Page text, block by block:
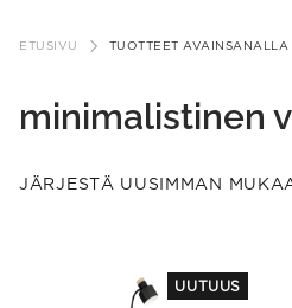
sisältöön
ETUSIVU TUOTTEET
minimalistinen
UUTUUS
This
product